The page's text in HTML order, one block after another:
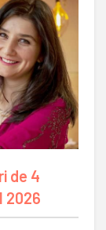
de 4
2026